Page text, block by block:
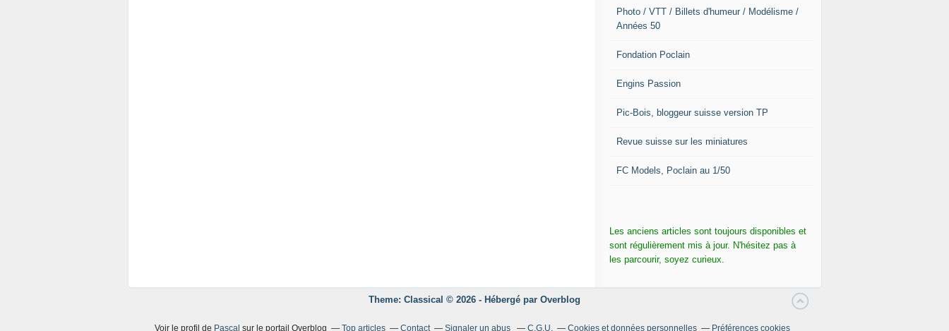
Photo / VTT / Billets d'humeur / Modélisme /
Années 50
Fondation Poclain
Engins Passion
Pic-Bois, bloggeur suisse version TP
Revue suisse sur les miniatures
FC Models, Poclain au 1/50
Les anciens articles sont toujours disponibles et
sont régulièrement mis à jour. N'hésitez pas à
les parcourir, soyez curieux.
Theme: Classical © 2026 - Hébergé par Overblog
Voir le profil de Pascal sur le portail Overblog Top articles Contact Signaler un abus C.G.U. Cookies et données personnelles Préférences cookies